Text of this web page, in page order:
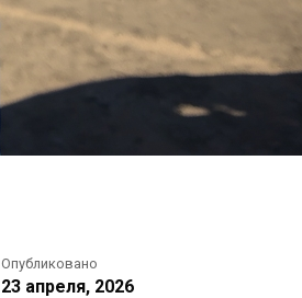
Опубликовано
23 апреля, 2026